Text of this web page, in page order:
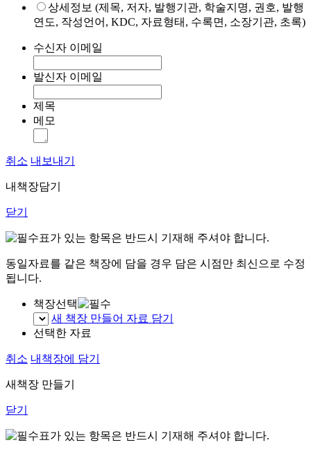
상세정보 (제목, 저자, 발행기관, 학술지명, 권호, 발행
연도, 작성언어, KDC, 자료형태, 수록면, 소장기관, 초록)
수신자 이메일
발신자 이메일
제목
메모
취소 내보내기
내책장담기
닫기
표가 있는 항목은 반드시 기재해 주셔야 합니다.
동일자료를 같은 책장에 담을 경우 담은 시점만 최신으로 수정
됩니다.
책장선택
새 책장 만들어 자료 담기
선택한 자료
취소 내책장에 담기
새책장 만들기
닫기
표가 있는 항목은 반드시 기재해 주셔야 합니다.